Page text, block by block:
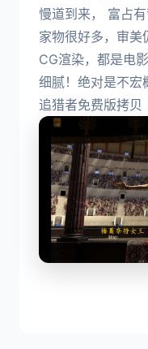
慢道到来， 富占
家物很好多，审
CG渲染，都是电
细腻！绝对是不宏
追猎者免费版拷贝